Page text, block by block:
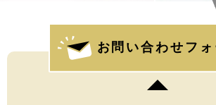
お問い合わせフ